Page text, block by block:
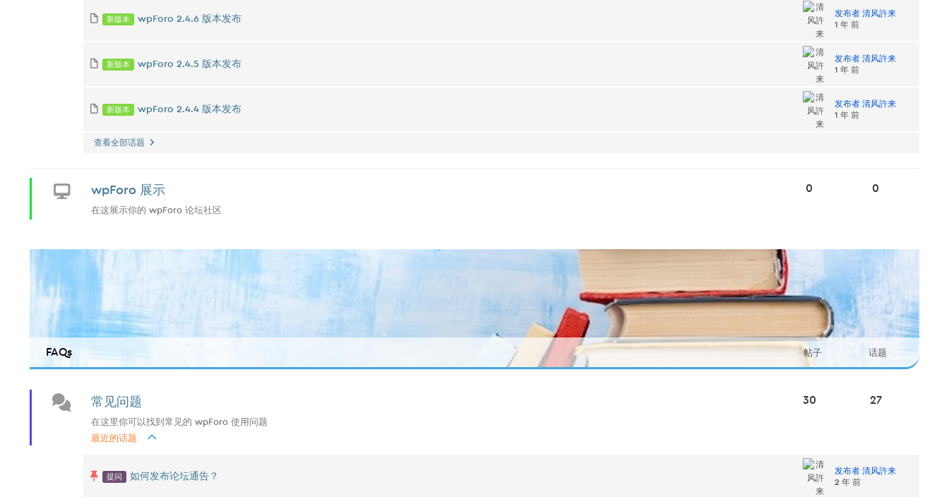
新版本 wpForo 2.4.6 版本发布
发布者 清风許来
1 年 前
新版本 wpForo 2.4.5 版本发布
发布者 清风許来
1 年 前
新版本 wpForo 2.4.4 版本发布
发布者 清风許来
1 年 前
查看全部话题
wpForo 展示
在这展示你的 wpForo 论坛社区
0 0
FAQs 帖子 话题
常见问题
在这里你可以找到常见的 wpForo 使用问题
最近的话题
30 27
提问 如何发布论坛通告？
发布者 清风許来
2 年 前